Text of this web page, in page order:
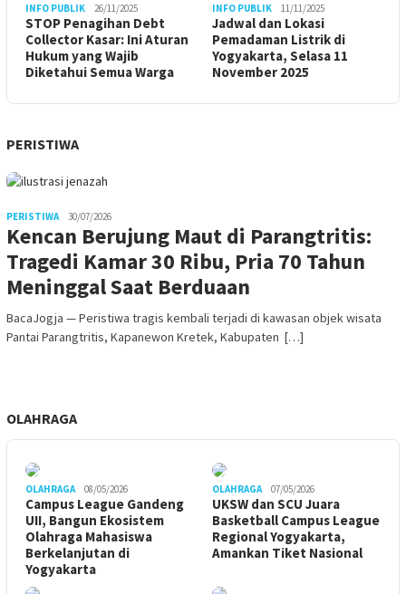
INFO PUBLIK 26/11/2025
STOP Penagihan Debt
Collector Kasar: Ini Aturan
Hukum yang Wajib
Diketahui Semua Warga
INFO PUBLIK 11/11/2025
Jadwal dan Lokasi
Pemadaman Listrik di
Yogyakarta, Selasa 11
November 2025
PERISTIWA
PERISTIWA 30/07/2026
Kencan Berujung Maut di Parangtritis:
Tragedi Kamar 30 Ribu, Pria 70 Tahun
Meninggal Saat Berduaan
BacaJogja — Peristiwa tragis kembali terjadi di kawasan objek wisata
Pantai Parangtritis, Kapanewon Kretek, Kabupaten […]
OLAHRAGA
OLAHRAGA 08/05/2026
Campus League Gandeng
UII, Bangun Ekosistem
Olahraga Mahasiswa
Berkelanjutan di
Yogyakarta
OLAHRAGA 07/05/2026
UKSW dan SCU Juara
Basketball Campus League
Regional Yogyakarta,
Amankan Tiket Nasional